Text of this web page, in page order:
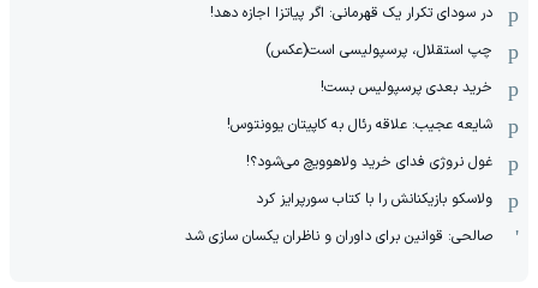
در سودای تکرار یک قهرمانی: اگر پیاتزا اجازه دهد!
چپ استقلال، پرسپولیسی است(عکس)
خرید بعدی پرسپولیس بست!
شایعه عجیب: علاقه رئال به کاپیتان یوونتوس!
غول نروژی فدای خرید ولاهوویچ می‌شود؟!
ولاسکو بازیکنانش را با کتاب سورپرایز کرد
صالحی: قوانین برای داوران و ناظران یکسان سازی شد